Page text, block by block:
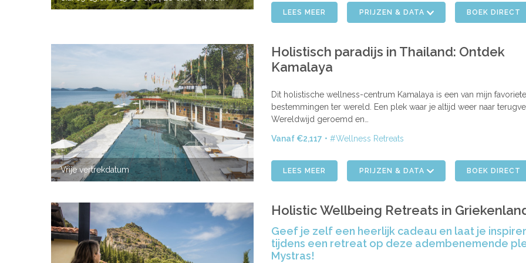
LEES MEER PRIJZEN & DATA BOEK DIRECT
VORIGE VOLGENDE
Vrije vertrekdatum
Holistisch paradijs in Thailand: Ontdek
Kamalaya
Dit holistische wellness-centrum Kamalaya is een van mijn favoriete
bestemmingen ter wereld. Een plek waar je altijd weer naar
Wereldwijd geroemd en…
Vanaf €2,117 Wellness Retreats
LEES MEER PRIJZEN & DATA BOEK DIRECT
Holistic Wellbeing Retreats in
Geef je zelf een heerlijk cadeau en laat je
tijdens een retreat op deze adembenemende
Mystras!